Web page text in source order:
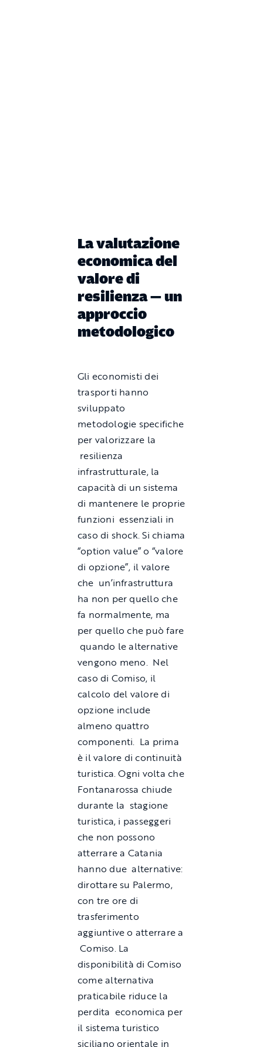
La valutazione
economica del
valore di
resilienza — un
approccio
metodologico
Gli economisti dei
trasporti hanno
sviluppato
metodologie specifiche
per valorizzare la
resilienza
infrastrutturale, la
capacità di un sistema
di mantenere le proprie
funzioni essenziali in
caso di shock. Si chiama
“option value” o “valore
di opzione”, il valore
che un’infrastruttura
ha non per quello che
fa normalmente, ma
per quello che può fare
quando le alternative
vengono meno. Nel
caso di Comiso, il
calcolo del valore di
opzione include
almeno quattro
componenti. La prima
è il valore di continuità
turistica. Ogni volta che
Fontanarossa chiude
durante la stagione
turistica, i passeggeri
che non possono
atterrare a Catania
hanno due alternative:
dirottare su Palermo,
con tre ore di
trasferimento
aggiuntive o atterrare a
Comiso. La
disponibilità di Comiso
come alternativa
praticabile riduce la
perdita economica per
il sistema turistico
siciliano orientale in